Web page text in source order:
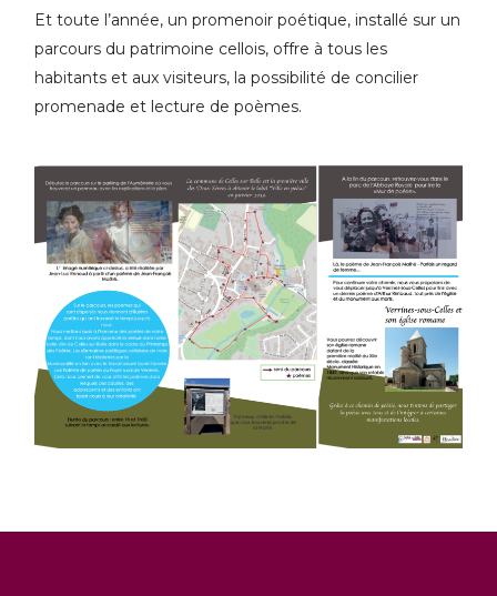
Et toute l’année, un promenoir poétique, installé sur un
parcours du patrimoine cellois, offre à tous les
habitants et aux visiteurs, la possibilité de concilier
promenade et lecture de poèmes.